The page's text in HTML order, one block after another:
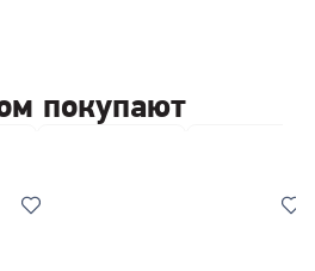
покупают